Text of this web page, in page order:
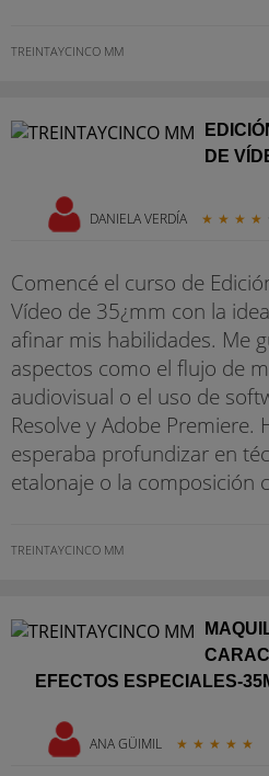
TREINTAYCINCO MM
DE
DANIELA VERDÍA ★ ★ ★ ★
Comencé el curso de
Vídeo de 35¿mm con la
afinar mis habilidades. Me
aspectos como el flujo de
audiovisual o el uso de
Resolve y Adobe
esperaba profundizar en
etalonaje o la composición
TREINTAYCINCO MM
EFECTOS ESPECIALES-
ANA GÜIMIL ★ ★ ★ ★ ★